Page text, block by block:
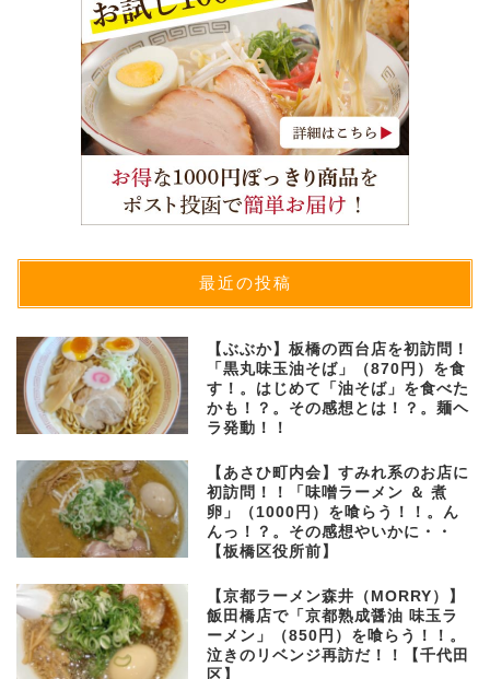
最近の投稿
【ぶぶか】板橋の西台店を初訪問！
「黒丸味玉油そば」（870円）を食
す！。はじめて「油そば」を食べた
かも！？。その感想とは！？。麺ヘ
ラ発動！！
【あさひ町内会】すみれ系のお店に
初訪問！！「味噌ラーメン ＆ 煮
卵」（1000円）を喰らう！！。ん
んっ！？。その感想やいかに・・
【板橋区役所前】
【京都ラーメン森井（MORRY）】
飯田橋店で「京都熟成醤油 味玉ラ
ーメン」（850円）を喰らう！！。
泣きのリベンジ再訪だ！！【千代田
区】